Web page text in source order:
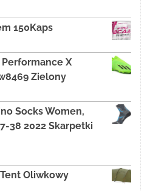
150Kaps
X
Zielony
Socks Women,
38 2022 Skarpetki
Oliwkowy